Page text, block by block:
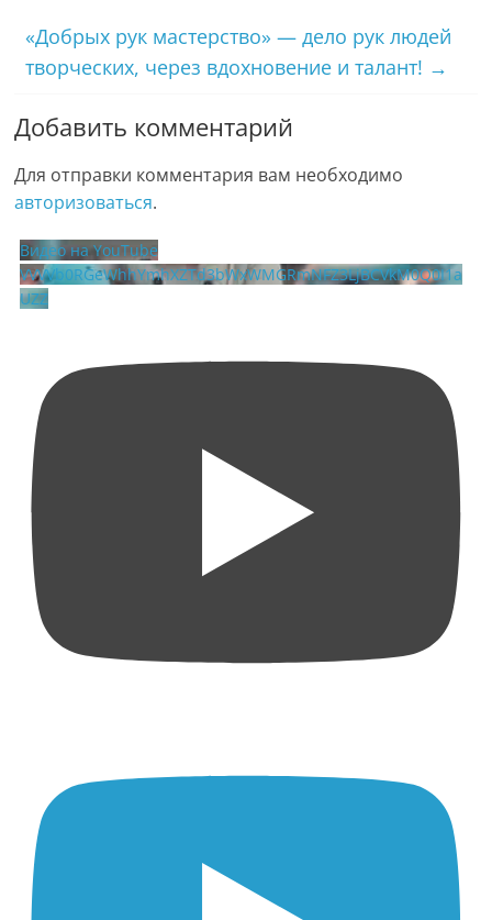
«Добрых рук мастерство» — дело рук людей
творческих, через вдохновение и талант! →
Добавить комментарий
Для отправки комментария вам необходимо
авторизоваться.
Видео на YouTube
VVVVb0RGeWhhYmhXZTd3bWxWMGRmNFZ3LjBCVkM0Q0I1a
UZZ